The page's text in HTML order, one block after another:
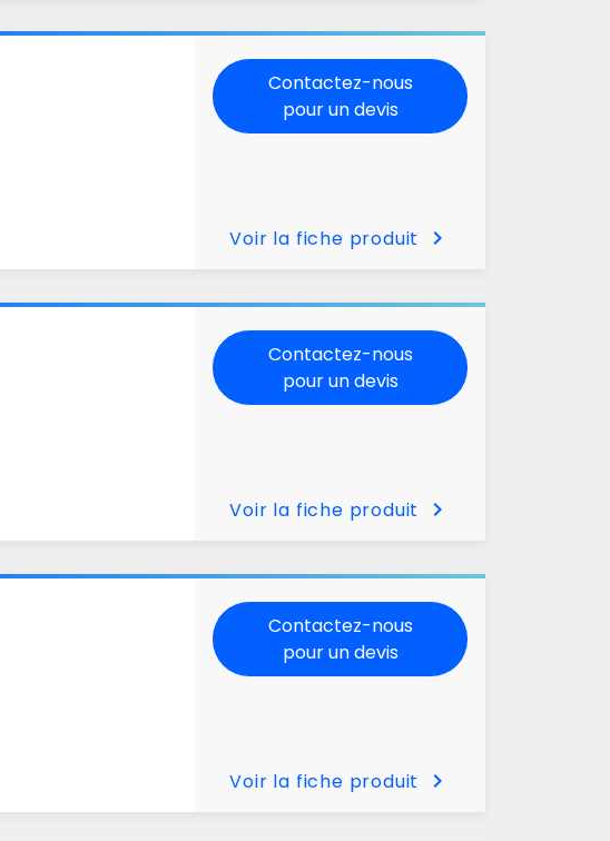
Contactez-nous
pour un devis
Voir la fiche produit chevron_right
Contactez-nous
pour un devis
Voir la fiche produit chevron_right
Contactez-nous
pour un devis
Voir la fiche produit chevron_right